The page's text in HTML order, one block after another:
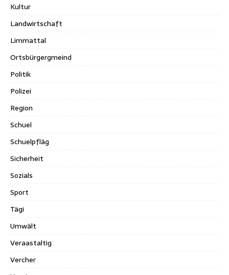
Kultur
Landwirtschaft
Limmattal
Ortsbürgergmeind
Politik
Polizei
Region
Schuel
Schuelpfläg
Sicherheit
Sozials
Sport
Tägi
Umwält
Veraastaltig
Vercher